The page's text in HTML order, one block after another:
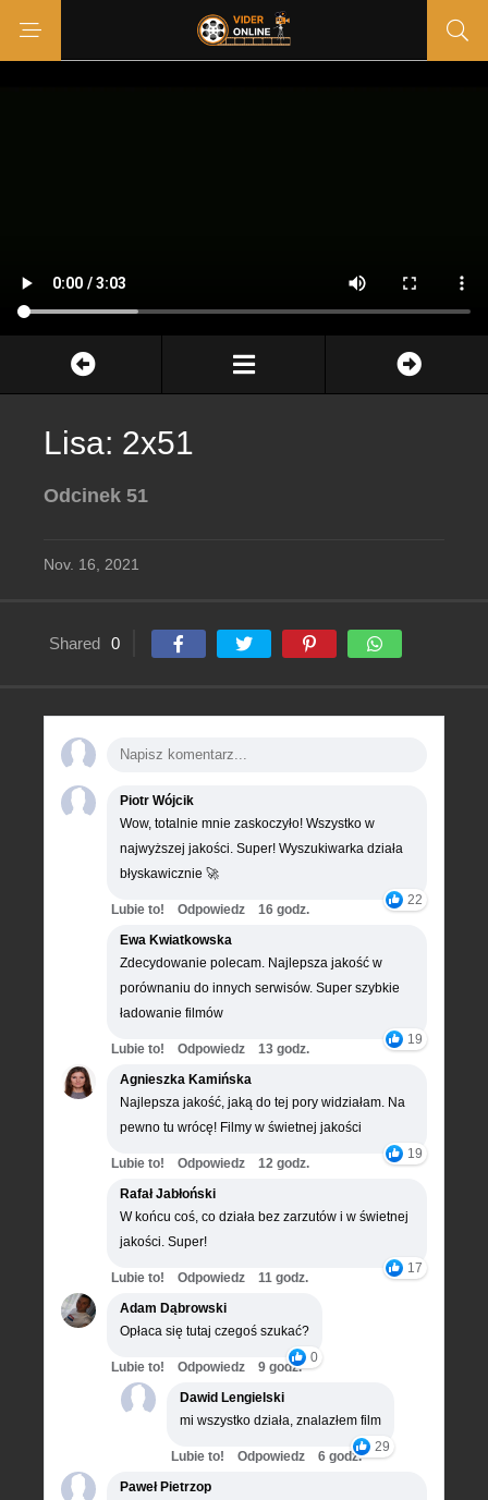
Lisa: 2x51
Odcinek 51
Nov. 16, 2021
Shared 0
Piotr Wójcik
Wow, totalnie mnie zaskoczyło! Wszystko w
najwyższej jakości. Super! Wyszukiwarka działa
błyskawicznie 🚀
22
Lubie to! Odpowiedz
16 godz.
Ewa Kwiatkowska
Zdecydowanie polecam. Najlepsza jakość w
porównaniu do innych serwisów. Super szybkie
ładowanie filmów
19
Lubie to! Odpowiedz
13 godz.
Agnieszka Kamińska
Najlepsza jakość, jaką do tej pory widziałam. Na
pewno tu wrócę! Filmy w świetnej jakości
19
Lubie to! Odpowiedz
12 godz.
Rafał Jabłoński
W końcu coś, co działa bez zarzutów i w świetnej
jakości. Super!
17
Lubie to! Odpowiedz
11 godz.
Adam Dąbrowski
Opłaca się tutaj czegoś szukać?
0
Lubie to! Odpowiedz
9 godz.
Dawid Lengielski
mi wszystko działa, znalazłem film
29
Lubie to! Odpowiedz
6 godz.
Paweł Pietrzop